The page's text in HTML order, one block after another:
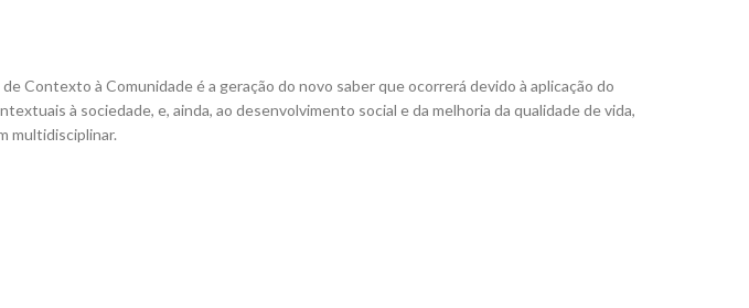
Contexto à Comunidade é a geração do novo saber que ocorrerá devido à aplicação do
à sociedade, e, ainda, ao desenvolvimento social e da melhoria da qualidade de vida,
multidisciplinar.